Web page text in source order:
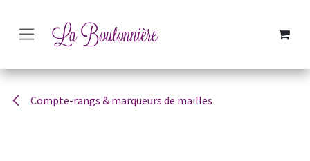
Compte-rangs & marqueurs de mailles